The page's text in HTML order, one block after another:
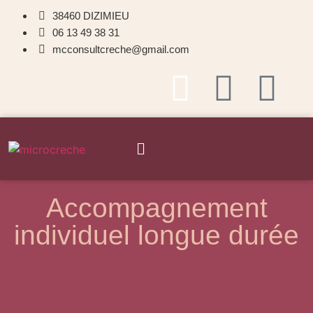
38460 DIZIMIEU
06 13 49 38 31
mcconsultcreche@gmail.com
Accompagnement
individuel longue durée